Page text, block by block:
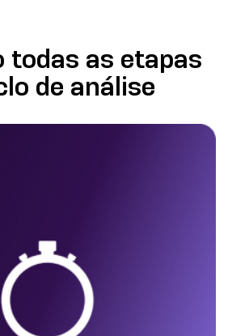
todas as etapas
de análise